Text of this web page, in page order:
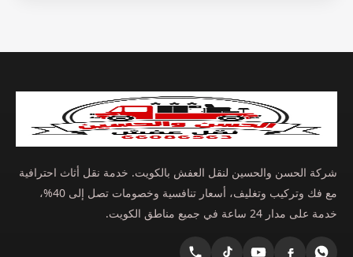
شركة الحسن والحسين لنقل العفش بالكويت. خدمة نقل أثاث احترافية
مع فك وتركيب وتغليف، أسعار تنافسية وخصومات تصل إلى 40%،
خدمة على مدار 24 ساعة في جميع مناطق الكويت.